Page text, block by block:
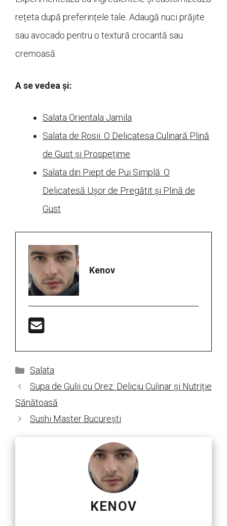
rețeta după preferințele tale. Adaugă nuci prăjite
sau avocado pentru o textură crocantă sau
cremoasă.
A se vedea și:
Salata Orientala Jamila
Salata de Rosii: O Delicatesa Culinară Plină
de Gust și Prospețime
Salata din Piept de Pui Simplă: O
Delicatesă Ușor de Pregătit și Plină de
Gust
Kenov
Categorii
Salata
Supa de Gulii cu Orez: Deliciu Culinar și Nutriție
Sănătoasă
Sushi Master București
KENOV